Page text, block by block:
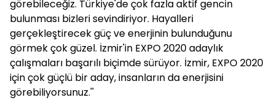
görebileceğiz. Türkiye'de çok fazla aktif gencin
bulunması bizleri sevindiriyor. Hayalleri
gerçekleştirecek güç ve enerjinin bulunduğunu
görmek çok güzel. İzmir'in EXPO 2020 adaylık
çalışmaları başarılı biçimde sürüyor. İzmir, EXPO 2020
için çok güçlü bir aday, insanların da enerjisini
görebiliyorsunuz.''